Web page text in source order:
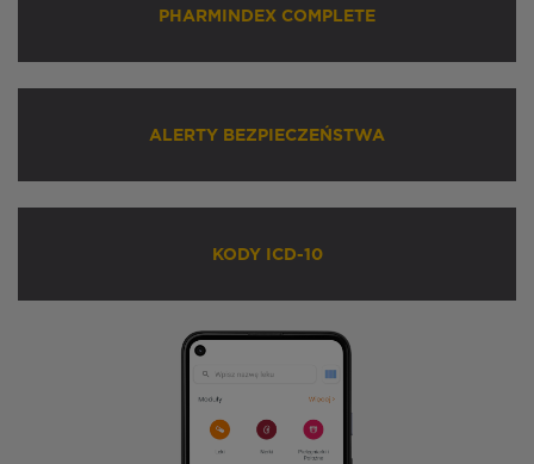
PHARMINDEX COMPLETE
ALERTY BEZPIECZEŃSTWA
KODY ICD-10